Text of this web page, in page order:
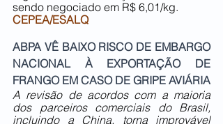
sendo negociado em R$ 6,01/kg.
CEPEA/ESALQ
ABPA VÊ BAIXO RISCO DE EMBARGO
NACIONAL À EXPORTAÇÃO DE
FRANGO EM CASO DE GRIPE AVIÁRIA
A revisão de acordos com a maioria
dos parceiros comerciais do Brasil,
incluindo a China, torna improvável